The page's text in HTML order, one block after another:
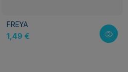
FREYA
1,49 €